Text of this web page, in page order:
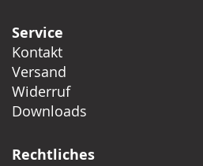
Service
Kontakt
Versand
Widerruf
Downloads
Rechtliches